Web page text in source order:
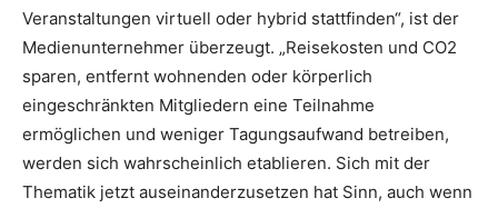
Veranstaltungen virtuell oder hybrid stattfinden“, ist der
Medienunternehmer überzeugt. „Reisekosten und CO2
sparen, entfernt wohnenden oder körperlich
eingeschränkten Mitgliedern eine Teilnahme
ermöglichen und weniger Tagungsaufwand betreiben,
werden sich wahrscheinlich etablieren. Sich mit der
Thematik jetzt auseinanderzusetzen hat Sinn, auch wenn